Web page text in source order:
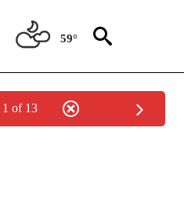
59°
1 of 13